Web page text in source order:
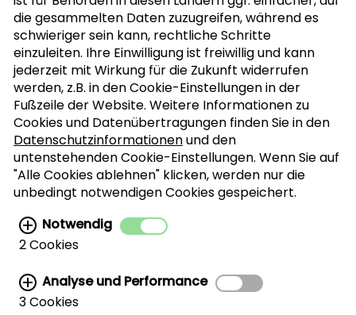
HANDEL
© California Walnut Commission
Cookie Einstellungen
die gesammelten Daten zuzugreifen, während es
schwieriger sein kann, rechtliche Schritte
einzuleiten. Ihre Einwilligung ist freiwillig und kann
jederzeit mit Wirkung für die Zukunft widerrufen
werden, z.B. in den Cookie-Einstellungen in der
Fußzeile der Website. Weitere Informationen zu
Cookies und Datenübertragungen finden Sie in den
Datenschutzinformationenund den
untenstehenden Cookie-Einstellungen. Wenn Sie auf
"Alle Cookies ablehnen" klicken, werden nur die
unbedingt notwendigen Cookies gespeichert.
Notwendig
2 Cookies
Analyse und Performance
3 Cookies